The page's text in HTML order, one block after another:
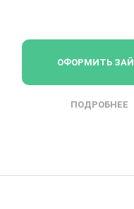
ОФОРМИТЬ
ПОДРОБНЕЕ